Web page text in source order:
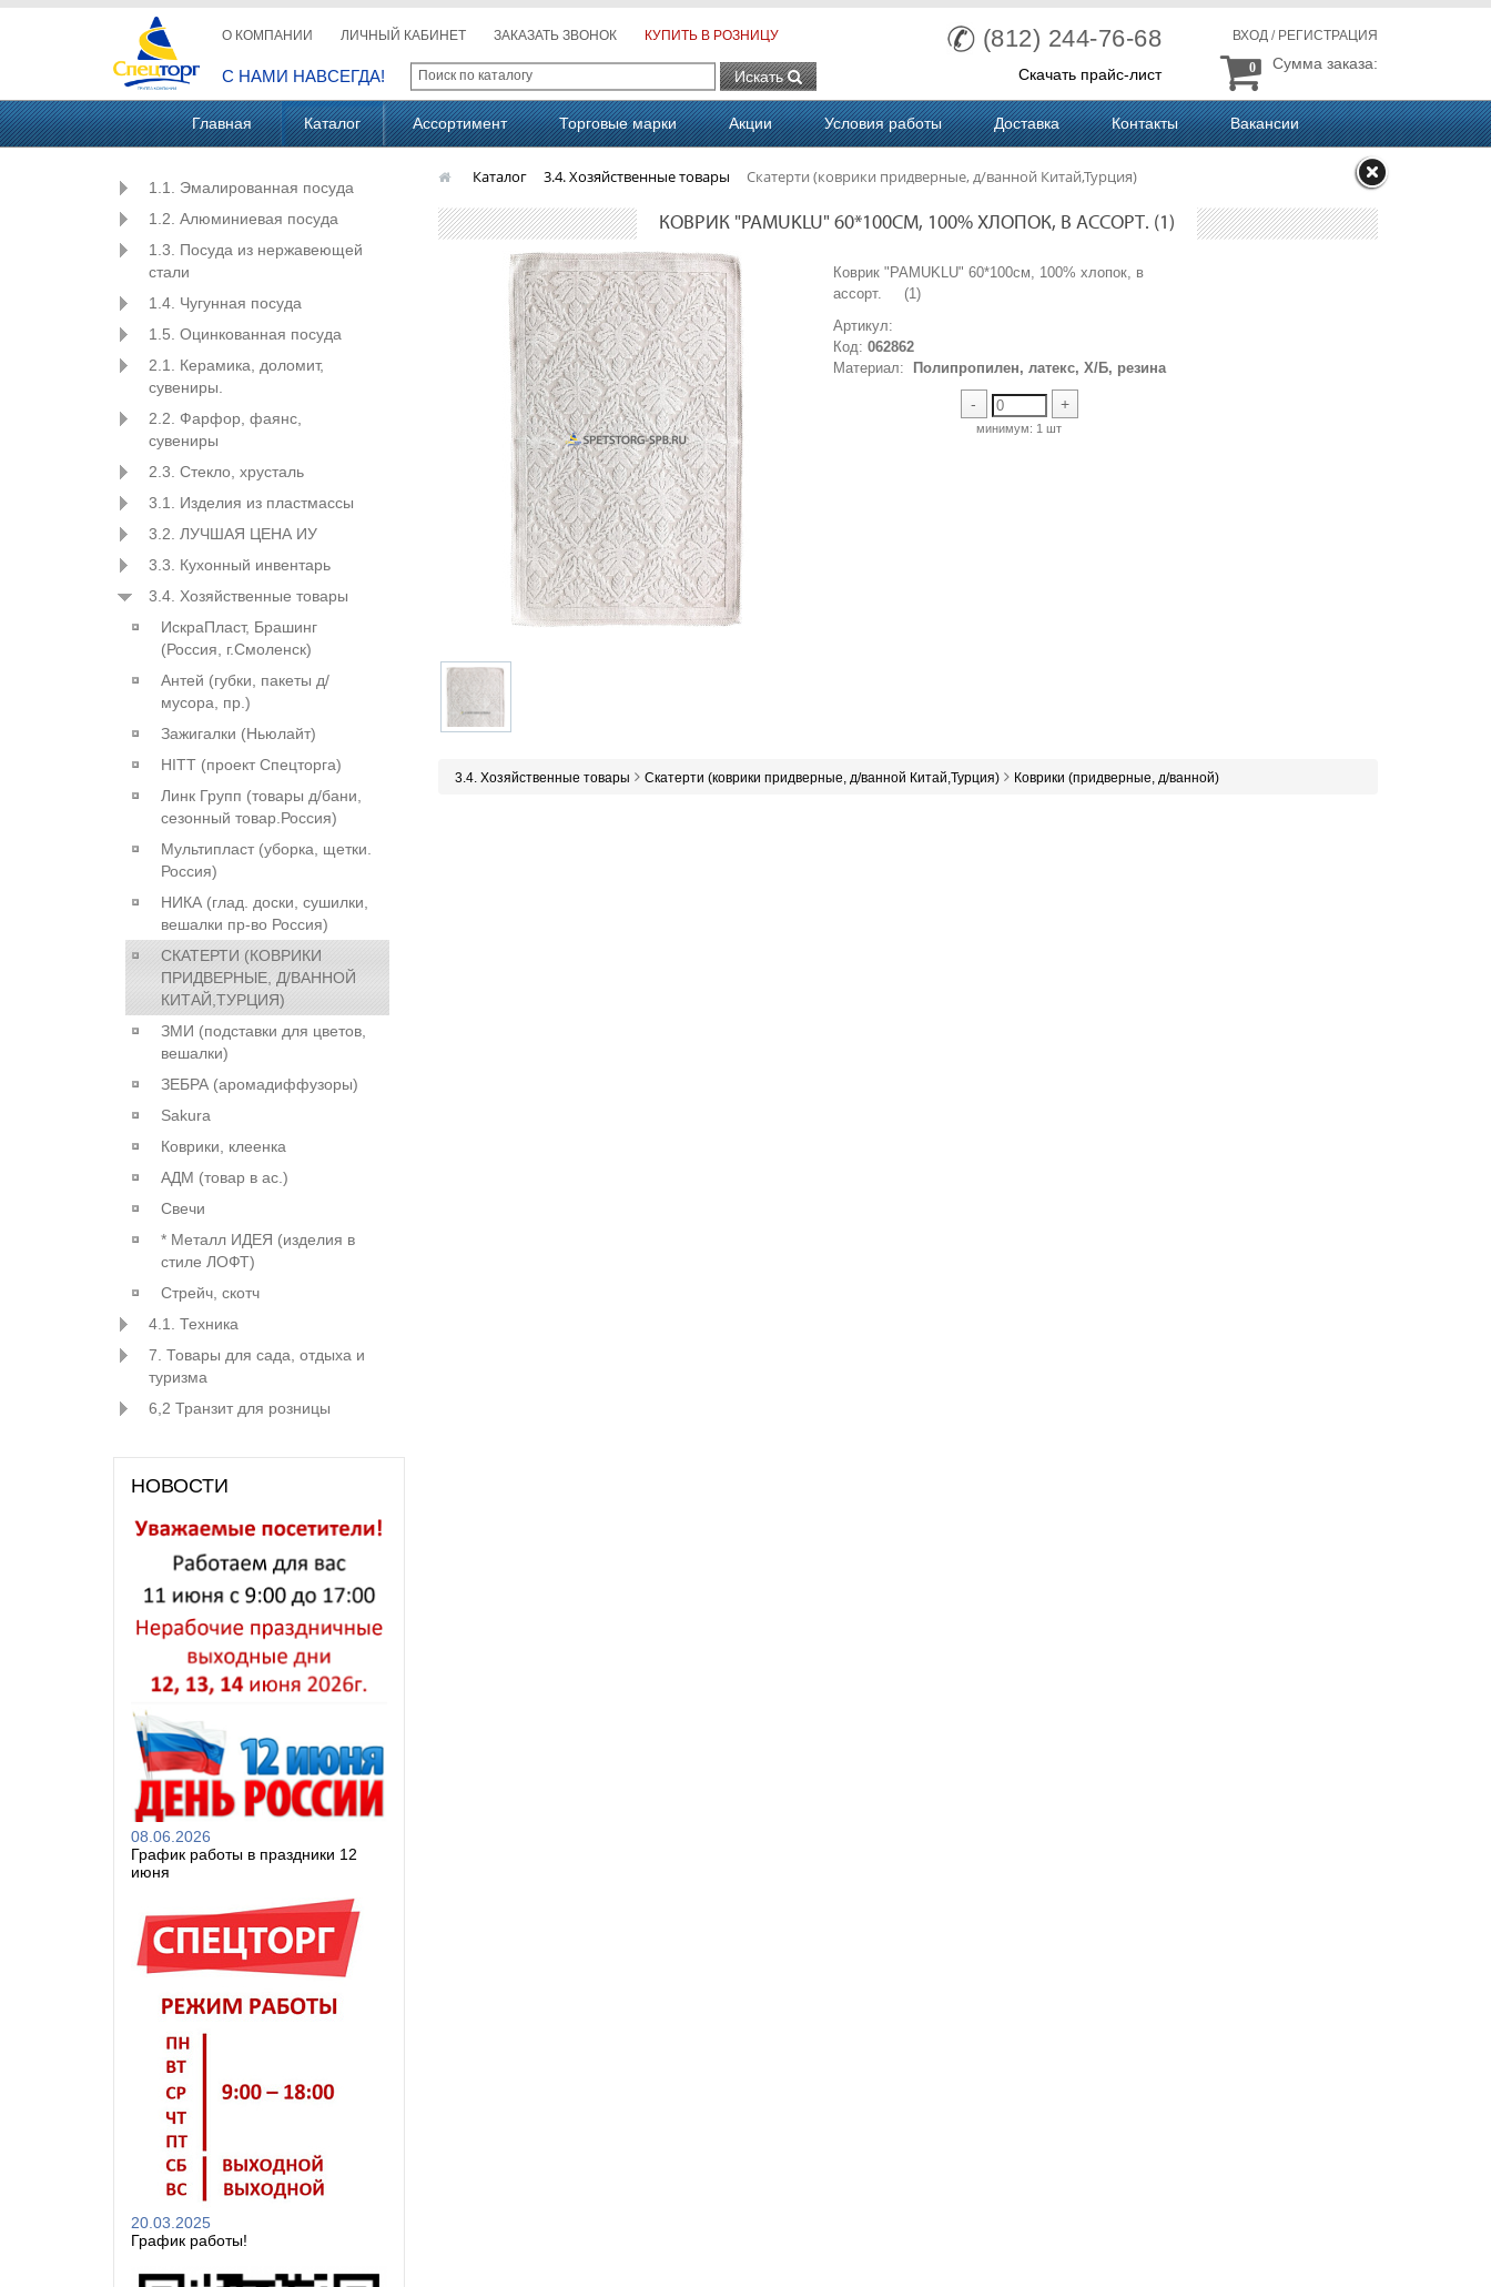
О КОМПАНИИ ЛИЧНЫЙ КАБИНЕТ ЗАКАЗАТЬ ЗВОНОК КУПИТЬ В РОЗНИЦУ
С НАМИ НАВСЕГДА! Искать
(812) 244-76-68
Скачать прайс-лист
ВХОД / РЕГИСТРАЦИЯ
Сумма заказа:
0
Главная Каталог Ассортимент Торговые марки Акции Условия работы Доставка Контакты Вакансии
1.1. Эмалированная посуда
1.2. Алюминиевая посуда
1.3. Посуда из нержавеющей
стали
1.4. Чугунная посуда
1.5. Оцинкованная посуда
2.1. Керамика, доломит,
сувениры.
2.2. Фарфор, фаянс,
сувениры
2.3. Стекло, хрусталь
3.1. Изделия из пластмассы
3.2. ЛУЧШАЯ ЦЕНА ИУ
3.3. Кухонный инвентарь
3.4. Хозяйственные товары
ИскраПласт, Брашинг
(Россия, г.Смоленск)
Антей (губки, пакеты д/
мусора, пр.)
Зажигалки (Ньюлайт)
HITT (проект Спецторга)
Линк Групп (товары д/бани,
сезонный товар.Россия)
Мультипласт (уборка, щетки.
Россия)
НИКА (глад. доски, сушилки,
вешалки пр-во Россия)
СКАТЕРТИ (КОВРИКИ
ПРИДВЕРНЫЕ, Д/ВАННОЙ
КИТАЙ,ТУРЦИЯ)
ЗМИ (подставки для цветов,
вешалки)
ЗЕБРА (аромадиффузоры)
Sakura
Коврики, клеенка
АДМ (товар в ас.)
Свечи
* Металл ИДЕЯ (изделия в
стиле ЛОФТ)
Стрейч, скотч
4.1. Техника
7. Товары для сада, отдыха и
туризма
6,2 Транзит для розницы
НОВОСТИ
08.06.2026
График работы в праздники 12
июня
20.03.2025
График работы!
Каталог 3.4. Хозяйственные товары Скатерти (коврики придверные, д/ванной Китай,Турция)
КОВРИК "PAMUKLU" 60*100СМ, 100% ХЛОПОК, В АССОРТ. (1)
Коврик "PAMUKLU" 60*100см, 100% хлопок, в
ассорт. (1)
Артикул:
Код:062862
Материал:
Полипропилен, латекс, Х/Б, резина
- +
минимум: 1 шт
3.4. Хозяйственные товары Скатерти (коврики придверные, д/ванной Китай,Турция) Коврики (придверные, д/ванной)